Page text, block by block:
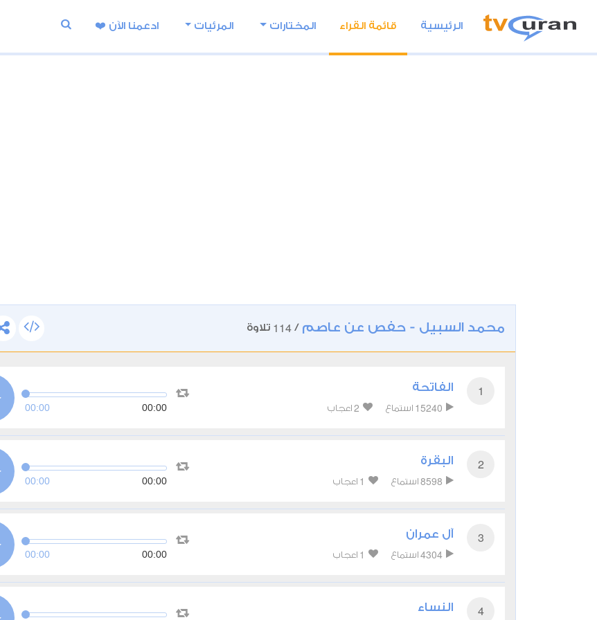
الرئيسية قائمة القراء المختارات المرئيات ادعمنا اﻵن ❤️
محمد السبيل - حفص عن عاصم /
114 تلاوة
1 الفاتحة
15240 استماع 2 اعجاب 00:00 00:00
2 البقرة
8598 استماع 1 اعجاب 00:00 00:00
3 آل عمران
4304 استماع 1 اعجاب 00:00 00:00
4 النساء